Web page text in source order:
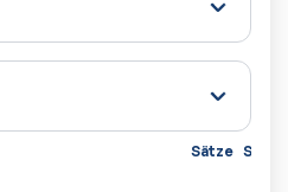
Sätze Spiele